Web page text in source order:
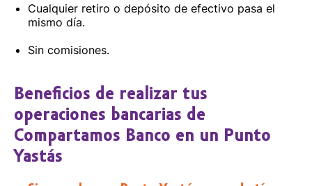
Cualquier retiro o depósito de efectivo pasa el
mismo día.
Sin comisiones.
Beneficios de realizar tus
operaciones bancarias de
Compartamos Banco en un Punto
Yastás